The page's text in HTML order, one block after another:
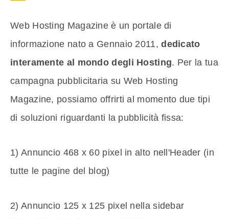
Web Hosting Magazine è un portale di
informazione nato a Gennaio 2011,dedicato
interamente al mondo degli Hosting. Per la tua
campagna pubblicitaria su Web Hosting
Magazine, possiamo offrirti al momento due tipi
di soluzioni riguardanti la pubblicità fissa:
1) Annuncio 468 x 60 pixel in alto nell'Header (in
tutte le pagine del blog)
2) Annuncio 125 x 125 pixel nella sidebar